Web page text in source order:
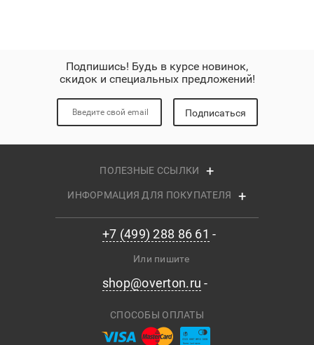
Подпишись! Будь в курсе новинок,
скидок и специальных предложений!
Подписаться
ПОЛЕЗНЫЕ ССЫЛКИ
ИНФОРМАЦИЯ ДЛЯ ПОКУПАТЕЛЯ
+7 (499) 288 86 61
Или пишите
shop@overton.ru
СПОСОБЫ ОПЛАТЫ